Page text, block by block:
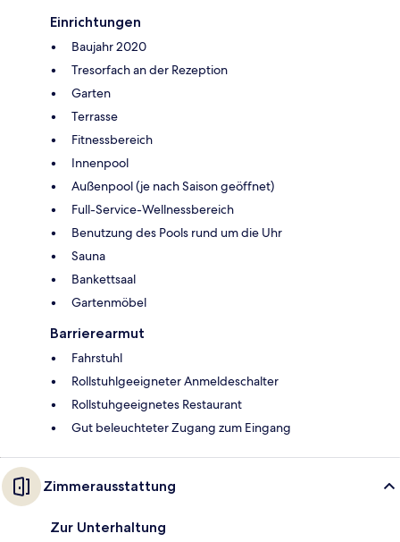
Einrichtungen
Baujahr 2020
Tresorfach an der Rezeption
Garten
Terrasse
Fitnessbereich
Innenpool
Außenpool (je nach Saison geöffnet)
Full-Service-Wellnessbereich
Benutzung des Pools rund um die Uhr
Sauna
Bankettsaal
Gartenmöbel
Barrierearmut
Fahrstuhl
Rollstuhlgeeigneter Anmeldeschalter
Rollstuhgeeignetes Restaurant
Gut beleuchteter Zugang zum Eingang
Zimmerausstattung
Zur Unterhaltung